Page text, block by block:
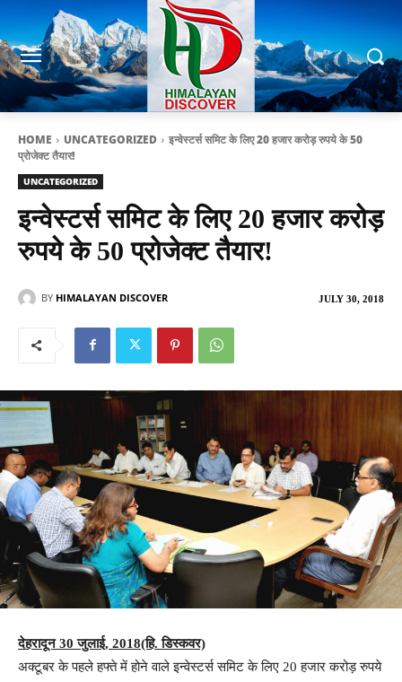
HOME UNCATEGORIZED
इन्वेस्टर्स समिट के लिए 20 हजार करोड़ रुपये के 50
प्रोजेक्ट तैयार!
UNCATEGORIZED
इन्वेस्टर्स समिट के लिए 20 हजार करोड़
रुपये के 50 प्रोजेक्ट तैयार!
JULY 30, 2018
BY HIMALAYAN DISCOVER
देहरादून 30 जुलाई, 2018(हि. डिस्कवर)
अक्टूबर के पहले हफ्ते में होने वाले इन्वेस्टर्स समिट के लिए 20 हजार करोड़ रुपये